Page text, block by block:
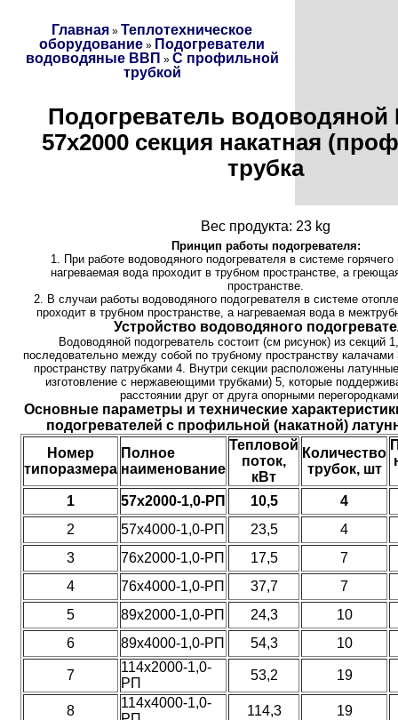
Главная » Теплотехническое
оборудование » Подогреватели
водоводяные ВВП » С профильной
трубкой
Подогреватель водоводяной
57х2000 секция накатная
трубка
Вес продукта: 23 kg
Принцип работы подогревателя:
1. При работе водоводяного подогревателя в системе
нагреваемая вода проходит в трубном пространстве, а
пространстве.
2. В случаи работы водоводяного подогревателя в системе
проходит в трубном пространстве, а нагреваемая вода в
Устройство водоводяного
Водоводяной подогреватель состоит (см рисунок) из секций
последовательно между собой по трубному пространству
пространству патрубками 4. Внутри секции расположены
изготовление с нержавеющими трубками) 5, которые
расстоянии друг от друга опорными
Основные параметры и технические
подогревателей с профильной (накатной)
Номер
типоразмера
Полное
наименование
Тепловой
поток,
кВт
Количество
трубок, шт
1 57х2000-1,0-РП 10,5
4
2
57х4000-1,0-РП 23,5
4
3
76х2000-1,0-РП 17,5
7
4
76х4000-1,0-РП 37,7
7
5
89х2000-1,0-РП 24,3
10
6
89х4000-1,0-РП 54,3 10
7
114х2000-1,0-
РП
53,2 19
8
114х4000-1,0-
114,3 19